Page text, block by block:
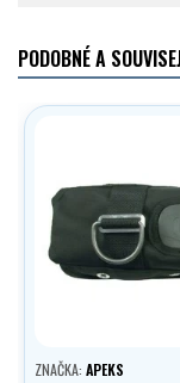
PODOBNÉ A
ZNAČKA: APEKS